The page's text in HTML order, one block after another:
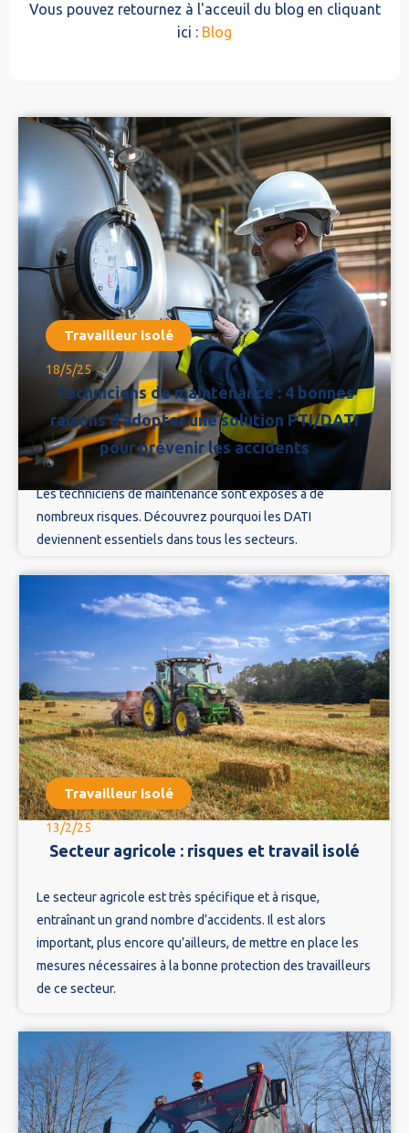
Vous pouvez retournez à l'acceuil du blog en cliquant
ici : Blog
Travailleur isolé
18/5/25
Techniciens de maintenance : 4 bonnes
raisons d’adopter une solution PTI/DATI
pour prévenir les accidents
Les techniciens de maintenance sont exposés à de
nombreux risques. Découvrez pourquoi les DATI
deviennent essentiels dans tous les secteurs.
Travailleur isolé
13/2/25
Secteur agricole : risques et travail isolé
Le secteur agricole est très spécifique et à risque,
entraînant un grand nombre d’accidents. Il est alors
important, plus encore qu’ailleurs, de mettre en place les
mesures nécessaires à la bonne protection des travailleurs
de ce secteur.